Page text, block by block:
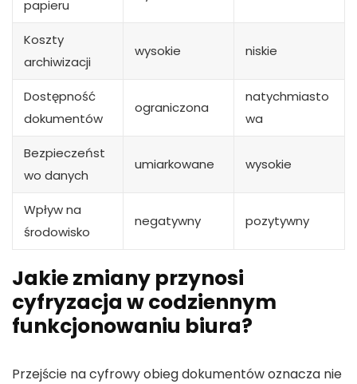
papieru
Koszty
archiwizacji
wysokie niskie
Dostępność
dokumentów
ograniczona
natychmiasto
wa
Bezpieczeńst
wo danych
umiarkowane wysokie
Wpływ na
środowisko
negatywny pozytywny
Jakie zmiany przynosi
cyfryzacja w codziennym
funkcjonowaniu biura?
Przejście na cyfrowy obieg dokumentów oznacza nie